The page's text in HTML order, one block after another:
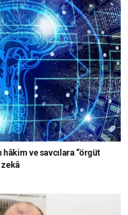
hâkim ve savcılara “örgüt